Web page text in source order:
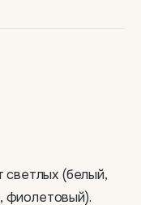
(белый,
фиолетовый).